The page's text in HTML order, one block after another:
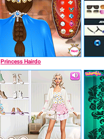
Princess Hairdo